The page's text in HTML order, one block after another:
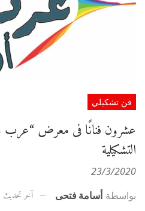
فن تشكيلي
التشكيلية
23/3/2020
بواسطة أسامة فتحى آخر تحديث